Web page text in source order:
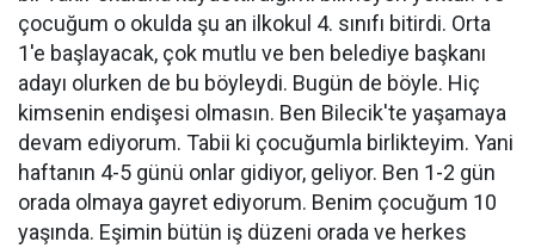
çocuğum o okulda şu an ilkokul 4. sınıfı bitirdi. Orta
1'e başlayacak, çok mutlu ve ben belediye başkanı
adayı olurken de bu böyleydi. Bugün de böyle. Hiç
kimsenin endişesi olmasın. Ben Bilecik'te yaşamaya
devam ediyorum. Tabii ki çocuğumla birlikteyim. Yani
haftanın 4-5 günü onlar gidiyor, geliyor. Ben 1-2 gün
orada olmaya gayret ediyorum. Benim çocuğum 10
yaşında. Eşimin bütün iş düzeni orada ve herkes